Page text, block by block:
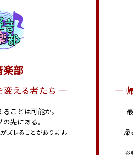
楽部
変える者たち ―
ことは可能か。
先にある。
ズレることがあります。
―
「
※